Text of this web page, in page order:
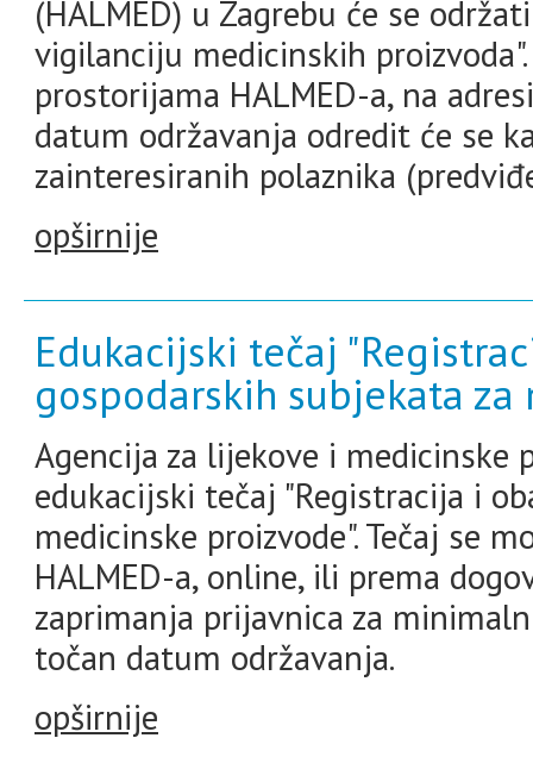
(HALMED) u Zagrebu će se
vigilanciju medicinskih
prostorijama HALMED-a, na
datum održavanja odredit će se
zainteresiranih polaznika
opširnije
Edukacijski tečaj
gospodarskih subjekata
Agencija za lijekove i medicinske
edukacijski tečaj "Registracija i
medicinske proizvode". Tečaj se
HALMED-a, online, ili prema
zaprimanja prijavnica za
točan datum održavanja.
opširnije